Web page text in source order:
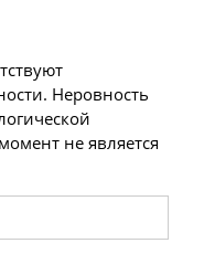
Неровность
не является